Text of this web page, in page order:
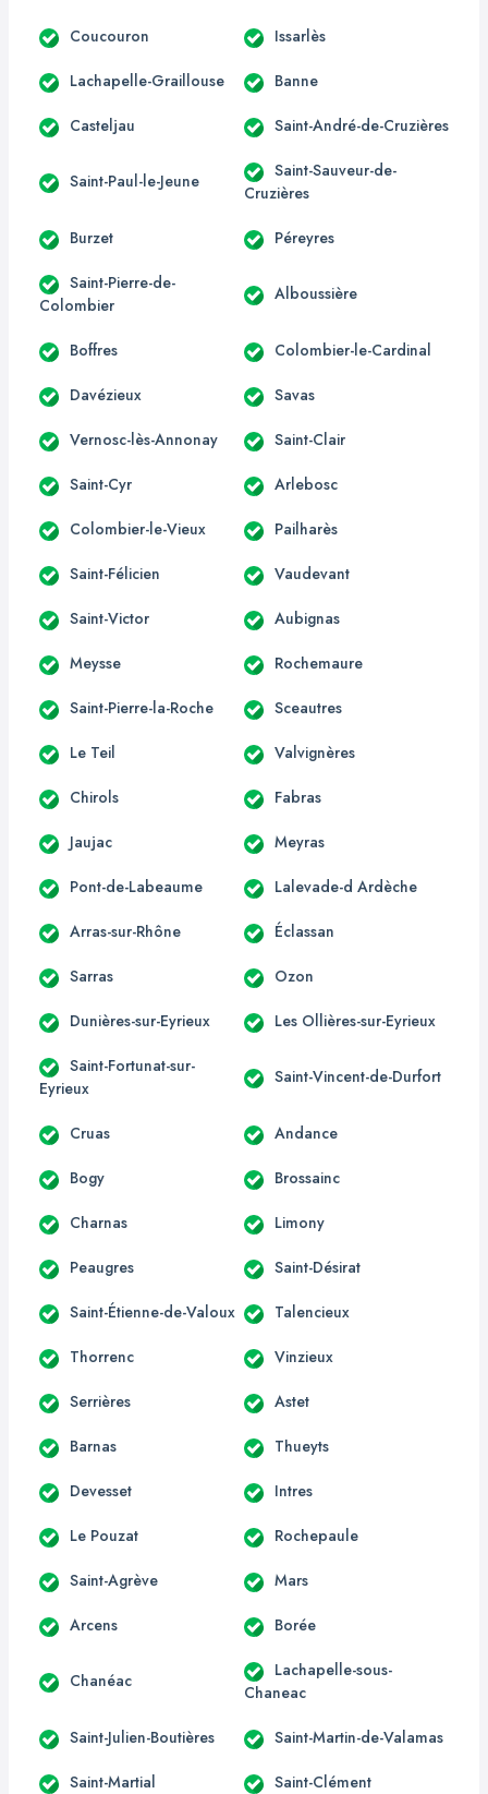
Coucouron Issarlès
Lachapelle-Graillouse Banne
Casteljau Saint-André-de-Cruzières
Saint-Paul-le-Jeune
Saint-Sauveur-de-
Cruzières
Burzet Péreyres
Saint-Pierre-de-
Colombier
Alboussière
Boffres Colombier-le-Cardinal
Davézieux Savas
Vernosc-lès-Annonay Saint-Clair
Saint-Cyr Arlebosc
Colombier-le-Vieux Pailharès
Saint-Félicien Vaudevant
Saint-Victor Aubignas
Meysse Rochemaure
Saint-Pierre-la-Roche Sceautres
Le Teil Valvignères
Chirols Fabras
Jaujac Meyras
Pont-de-Labeaume Lalevade-d Ardèche
Arras-sur-Rhône Éclassan
Sarras Ozon
Dunières-sur-Eyrieux Les Ollières-sur-Eyrieux
Saint-Fortunat-sur-
Eyrieux
Saint-Vincent-de-Durfort
Cruas Andance
Bogy Brossainc
Charnas Limony
Peaugres Saint-Désirat
Saint-Étienne-de-Valoux Talencieux
Thorrenc Vinzieux
Serrières Astet
Barnas Thueyts
Devesset Intres
Le Pouzat Rochepaule
Saint-Agrève Mars
Arcens Borée
Chanéac
Lachapelle-sous-
Chaneac
Saint-Julien-Boutières Saint-Martin-de-Valamas
Saint-Martial Saint-Clément